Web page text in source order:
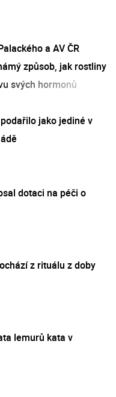
a AV ČR
způsob, jak rostliny
svých hormonů
jako jediné v
dotaci na péči o
z rituálu z doby
lemurů kata v